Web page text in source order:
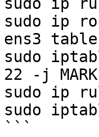
sudo ip
ens3
sudo
22 -j
sudo ip
sudo
```